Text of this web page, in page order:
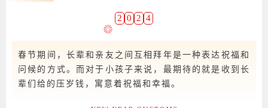
2 0 2 4
春节期间，长辈和亲友之间互相拜年是一种表达祝福和
问候的方式。而对于小孩子来说，最期待的就是收到长
辈们给的压岁钱，寓意着祝福和幸福。